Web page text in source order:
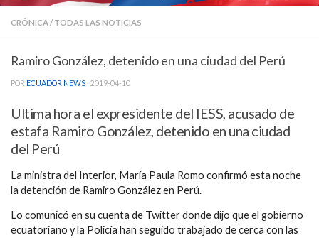
CRÓNICA/ TODAS LAS NOTICIAS
Ramiro González, detenido en una ciudad del Perú
POR ECUADOR NEWS · 2019-04-10
Ultima hora el expresidente del IESS, acusado de
estafa Ramiro González, detenido en una ciudad
del Perú
La ministra del Interior, María Paula Romo confirmó esta noche
la detención de Ramiro González en Perú.
Lo comunicó en su cuenta de Twitter donde dijo que el gobierno
ecuatoriano y la Policía han seguido trabajado de cerca con las